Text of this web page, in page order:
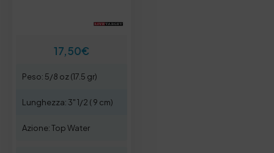
17,50€
Peso: 5/8 oz (17.5 gr)
Lunghezza: 3" 1/2 ( 9 cm)
Azione: Top Water